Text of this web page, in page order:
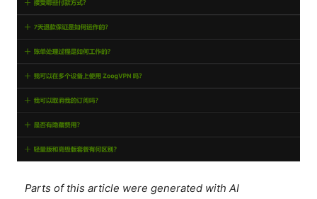
Parts of this article were generated with AI